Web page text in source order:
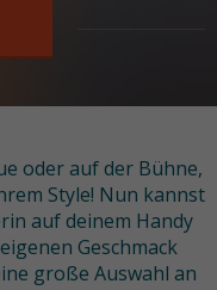
oder auf der Bühne,
Style! Nun kannst
auf deinem Handy
Geschmack
große Auswahl an